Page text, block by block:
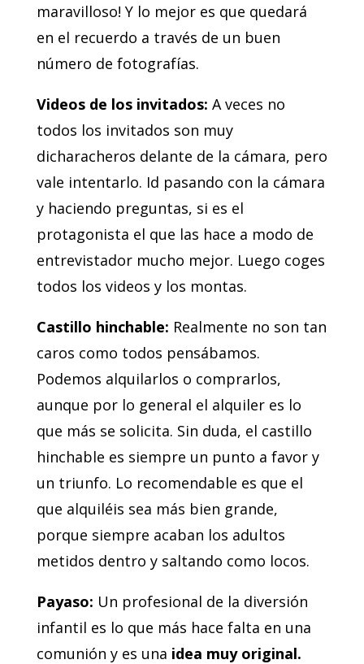
maravilloso! Y lo mejor es que quedará
en el recuerdo a través de un buen
número de fotografías.
Videos de los invitados: A veces no
todos los invitados son muy
dicharacheros delante de la cámara, pero
vale intentarlo. Id pasando con la cámara
y haciendo preguntas, si es el
protagonista el que las hace a modo de
entrevistador mucho mejor. Luego coges
todos los videos y los montas.
Castillo hinchable: Realmente no son tan
caros como todos pensábamos.
Podemos alquilarlos o comprarlos,
aunque por lo general el alquiler es lo
que más se solicita. Sin duda, el castillo
hinchable es siempre un punto a favor y
un triunfo. Lo recomendable es que el
que alquiléis sea más bien grande,
porque siempre acaban los adultos
metidos dentro y saltando como locos.
Payaso: Un profesional de la diversión
infantil es lo que más hace falta en una
comunión y es una idea muy original.